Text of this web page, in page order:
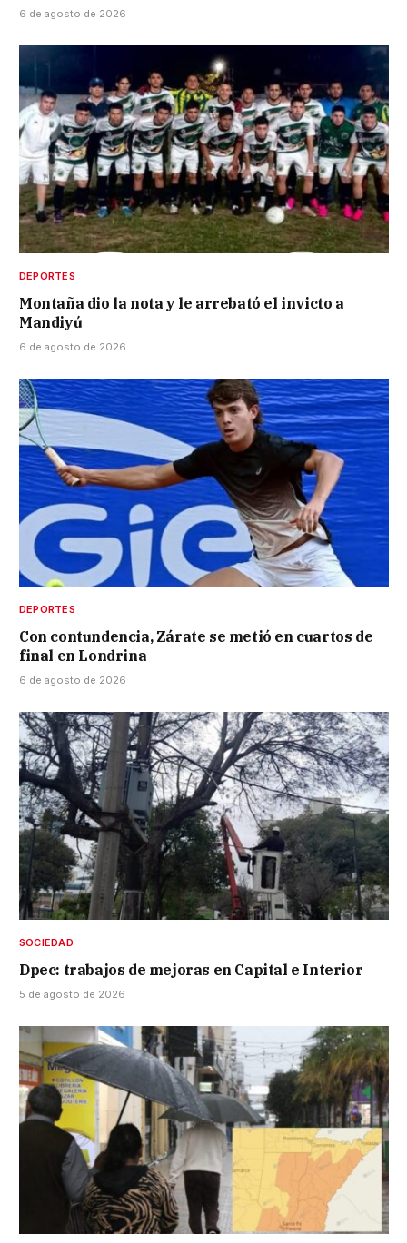
6 de agosto de 2026
DEPORTES
Montaña dio la nota y le arrebató el invicto a
Mandiyú
6 de agosto de 2026
DEPORTES
Con contundencia, Zárate se metió en cuartos de
final en Londrina
6 de agosto de 2026
SOCIEDAD
Dpec: trabajos de mejoras en Capital e Interior
5 de agosto de 2026